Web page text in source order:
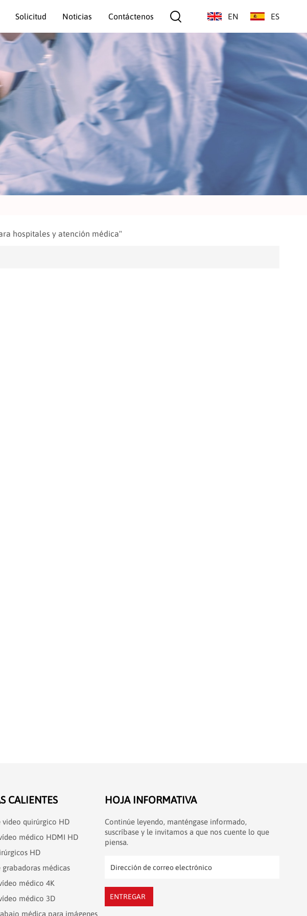
Solicitud Noticias Contáctenos EN ES
hospitales y atención médica"
CALIENTES
video quirúrgico HD
médico HDMI HD
HD
grabadoras médicas
médico 4K
médico 3D
médica para imágenes
HOJA INFORMATIVA
Continúe leyendo, manténgase informado,
suscríbase y le invitamos a que nos cuente lo que
piensa.
ENTREGAR